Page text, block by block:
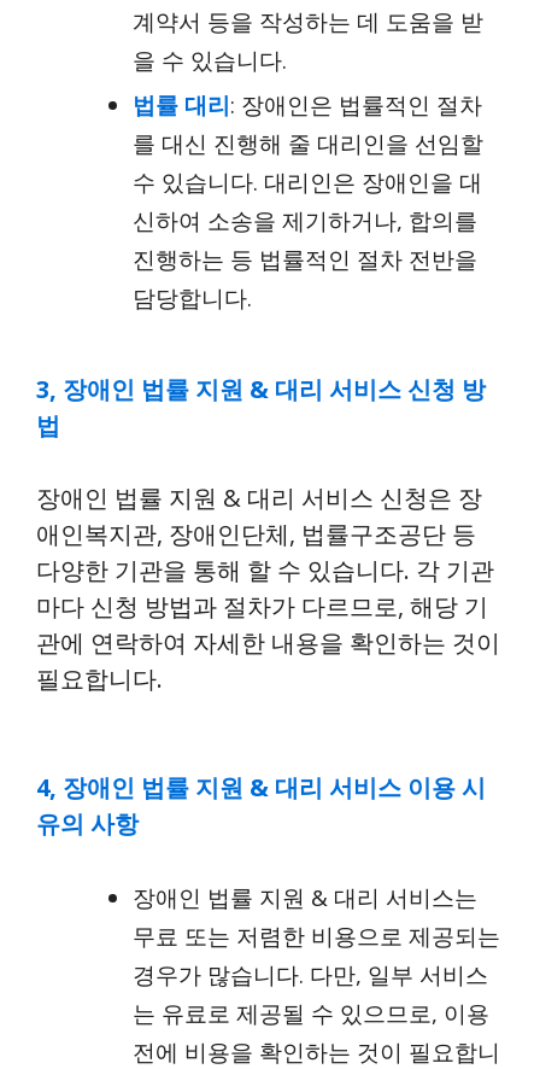
계약서 등을 작성하는 데 도움을 받
을 수 있습니다.
법률 대리: 장애인은 법률적인 절차
를 대신 진행해 줄 대리인을 선임할
수 있습니다. 대리인은 장애인을 대
신하여 소송을 제기하거나, 합의를
진행하는 등 법률적인 절차 전반을
담당합니다.
3, 장애인 법률 지원 & 대리 서비스 신청 방
법
장애인 법률 지원 & 대리 서비스 신청은 장
애인복지관, 장애인단체, 법률구조공단 등
다양한 기관을 통해 할 수 있습니다. 각 기관
마다 신청 방법과 절차가 다르므로, 해당 기
관에 연락하여 자세한 내용을 확인하는 것이
필요합니다.
4, 장애인 법률 지원 & 대리 서비스 이용 시
유의 사항
장애인 법률 지원 & 대리 서비스는
무료 또는 저렴한 비용으로 제공되는
경우가 많습니다. 다만, 일부 서비스
는 유료로 제공될 수 있으므로, 이용
전에 비용을 확인하는 것이 필요합니